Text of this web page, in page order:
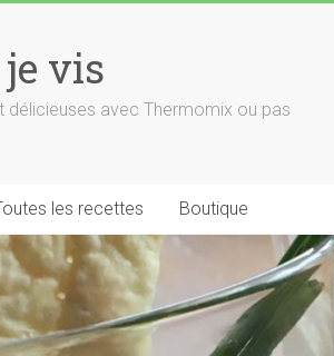
vis
délicieuses avec Thermomix ou pas
les recettes Boutique